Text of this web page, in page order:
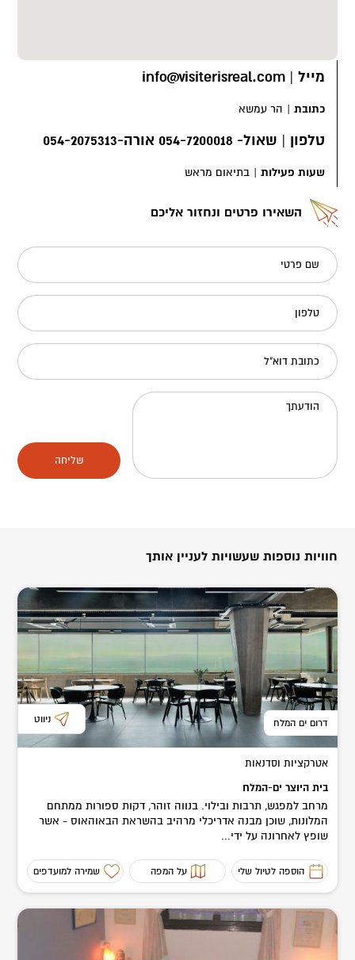
מייל |
info@visiterisreal.com
כתובת | הר עמשא
טלפון | שאול- 054-7200018 אורה-054-2075313
שעות פעילות | בתיאום מראש
השאירו פרטים ונחזור אליכם
שם פרטי
טלפון
כתובת דוא"ל
הודעתך
שליחה
חוויות נוספות שעשויות לעניין אותך
דרום ים המלח ניווט
אטרקציות וסדנאות
בית היוצר ים-המלח
מרחב למפגש, תרבות ובילוי. בנווה זוהר, דקות ספורות ממתחם
המלונות, שוכן מבנה אדריכלי מרהיב בהשראת הבאוהאוס - אשר
שופץ לאחרונה על ידי...
הוספה לטיול שלי על המפה שמירה למועדפים